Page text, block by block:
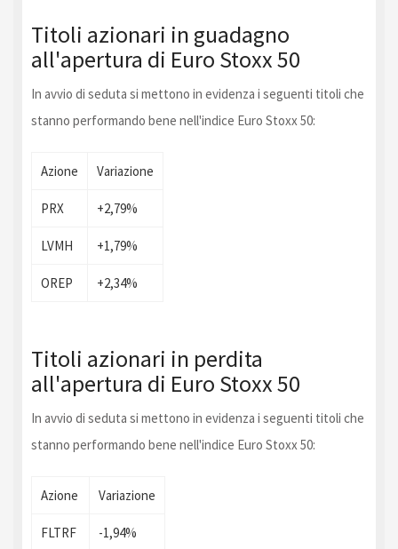
Titoli azionari in guadagno
all'apertura di Euro Stoxx 50
In avvio di seduta si mettono in evidenza i seguenti titoli che
stanno performando bene nell'indice Euro Stoxx 50:
Azione Variazione
PRX +2,79%
LVMH +1,79%
OREP +2,34%
Titoli azionari in perdita
all'apertura di Euro Stoxx 50
In avvio di seduta si mettono in evidenza i seguenti titoli che
stanno performando bene nell'indice Euro Stoxx 50:
Azione Variazione
FLTRF -1,94%